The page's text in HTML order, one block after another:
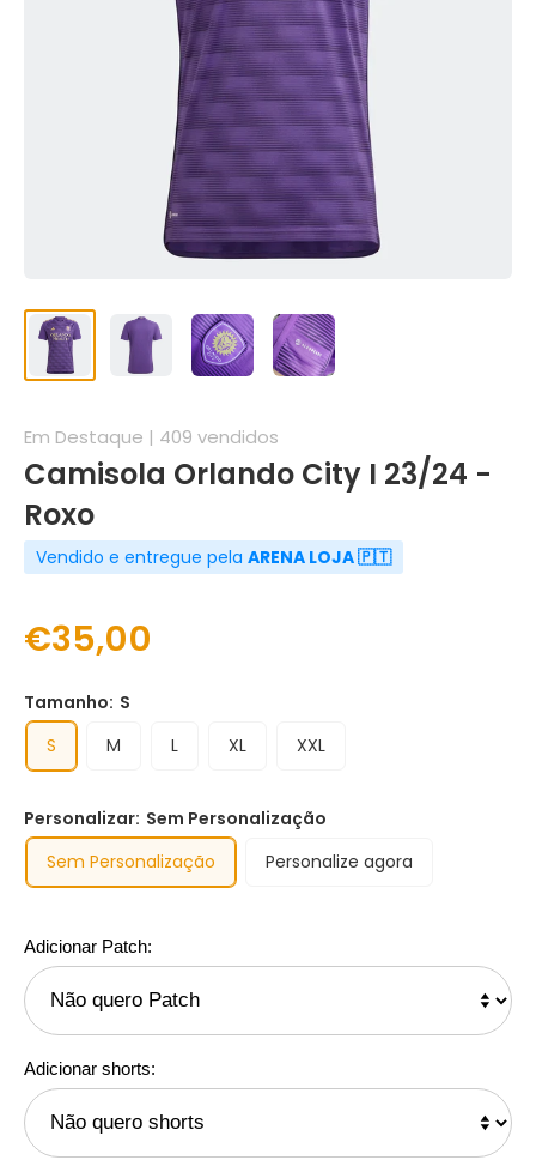
Em Destaque | 409 vendidos
Camisola Orlando City I 23/24 -
Roxo
Vendido e entregue pela ARENA LOJA 🇵🇹
€35,00
Tamanho: S
S
M L XL XXL
Personalizar: Sem Personalização
Sem Personalização
Personalize agora
Adicionar Patch:
Adicionar shorts: